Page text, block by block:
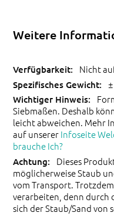
Weitere
Nicht
Siebmaßen. Deshalb
leicht abweichen. Mehr
auf unsererInfoseite
brauche Ich?
Dieses
möglicherweise Staub
vom Transport.
verarbeiten, denn durch
sich der Staub/Sand von